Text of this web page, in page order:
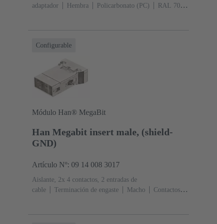
adaptador
Hembra Policarbonato (PC)
RAL 7032
Configurable
Módulo Han® MegaBit
Han Megabit insert male, (shield-
GND)
Artículo Nº: 09 14 008 3017
Aislante, 2x 4 contactos, 2 entradas de
cable
Terminación de engaste Macho
Contactos: 8